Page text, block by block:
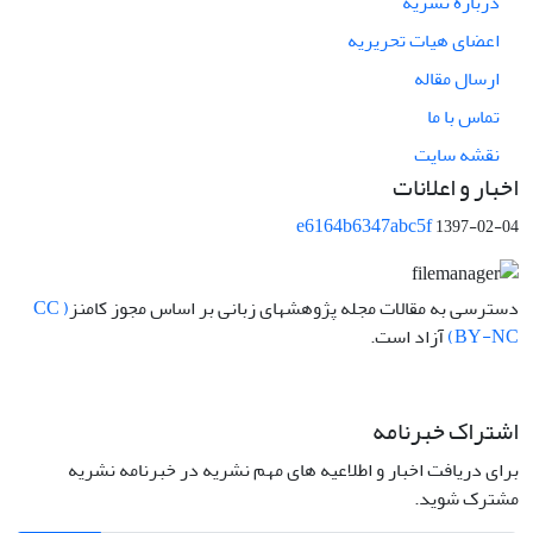
اعضای هیات تحریریه
ارسال مقاله
تماس با ما
نقشه سایت
اخبار و اعلانات
e6164b6347abc5f1397-02-04
دسترسی به مقالات مجله پژوهشهای زبانی بر اساس مجوز کامنز ( CC
BY-NC) آزاد است.
اشتراک خبرنامه
برای دریافت اخبار و اطلاعیه های مهم نشریه در خبرنامه نشریه
مشترک شوید.